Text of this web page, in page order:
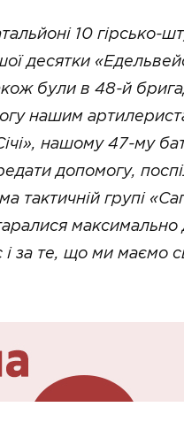
10 гірсько-
десятки
були в 48-й
нашим
нашому 47-му
допомогу,
тактичній групі
максимально
за те, що ми маємо